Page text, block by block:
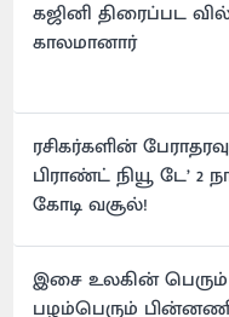
கஜினி திரைப்பட
காலமானார்
ரசிகர்களின்
பிராண்ட் நியூ டே’ 2
கோடி வசூல்!
இசை உலகின் பெரும்
பழம்பெரும்